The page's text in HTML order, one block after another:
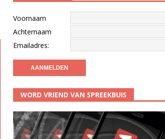
Voornaam
Achternaam
Emailadres:
WORD VRIEND VAN SPREEKBUIS